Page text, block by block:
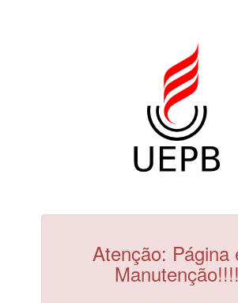
Atenção: Página
Manutenção!!!!